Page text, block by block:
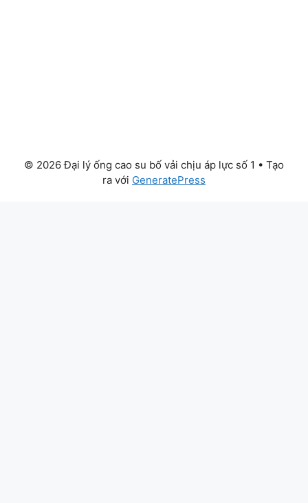
© 2026 Đại lý ống cao su bố vải chịu áp lực số 1 • Tạo
ra với GeneratePress